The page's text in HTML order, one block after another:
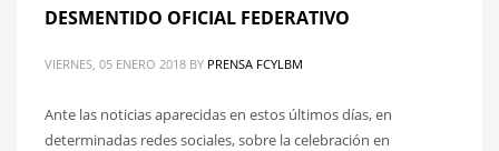
DESMENTIDO OFICIAL FEDERATIVO
VIERNES, 05 ENERO 2018 BY PRENSA FCYLBM
Ante las noticias aparecidas en estos últimos días, en
determinadas redes sociales, sobre la celebración en